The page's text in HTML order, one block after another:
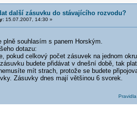
další zásuvku do stávajícího rozvodu?
15.07.2007, 14:30 »
plně souhlasím s panem Horským.
dotazu:
pokud celkový počet zásuvek na jednom
budete přidávat v dnešní době, tak
mít strach, protože se budete
Zásuvky dnes mají většinou 6 svorek.